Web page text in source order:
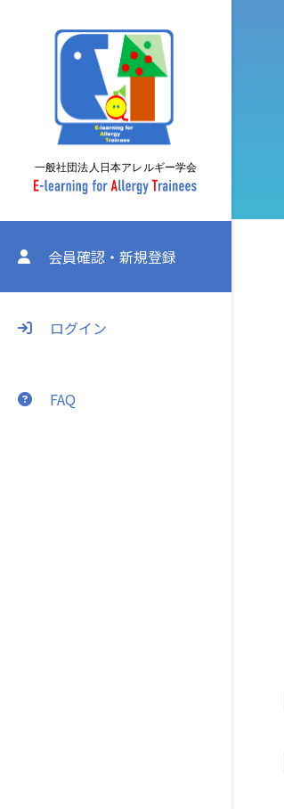
会員確認・新規登録
ログイン
FAQ